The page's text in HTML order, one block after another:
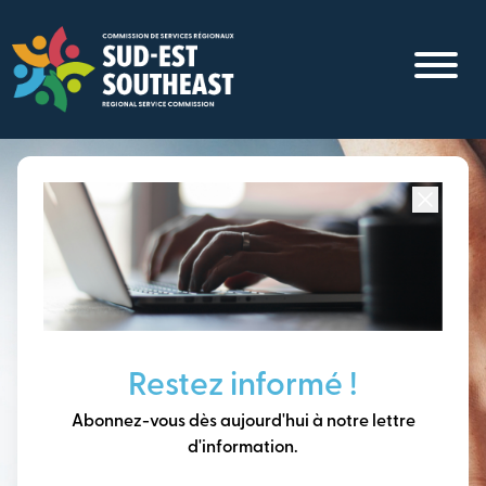
contenu
principal
Restez informé !
Abonnez-vous dès aujourd'hui à notre lettre
d'information.
Concentré sur toutes les communautés du
Nouveau-Brunswick
construire notre avenir